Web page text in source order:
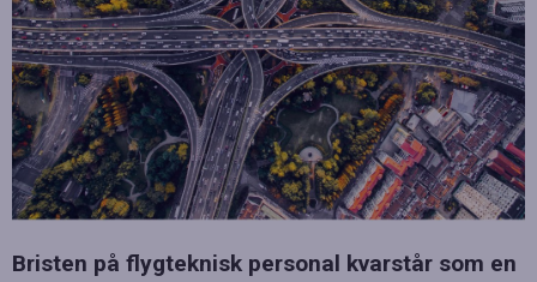
Bristen på flygteknisk personal kvarstår som en